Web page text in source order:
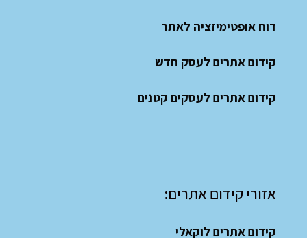
דוח אופטימיזציה לאתר
קידום אתרים לעסק חדש
קידום אתרים לעסקים קטנים
אזורי קידום אתרים:
קידום אתרים לוקאלי